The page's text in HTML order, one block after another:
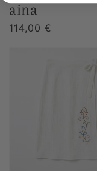
aina
Precio
114,00 €